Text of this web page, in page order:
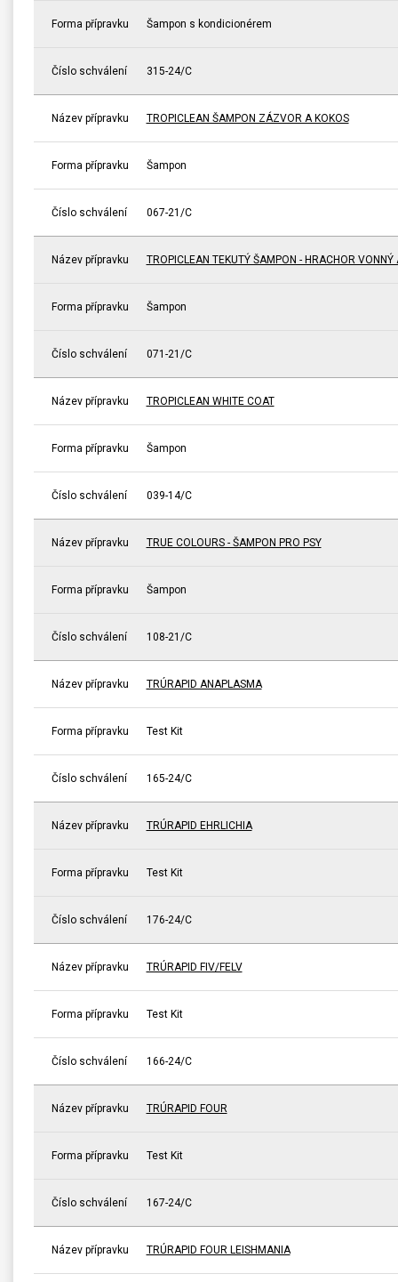
Forma přípravku Šampon s kondicionérem
Číslo schválení 315-24/C
Název přípravku TROPICLEAN ŠAMPON ZÁZVOR A KOKOS
Forma přípravku Šampon
Číslo schválení 067-21/C
Název přípravku TROPICLEAN TEKUTÝ ŠAMPON - HRACHOR VONNÝ
Forma přípravku Šampon
Číslo schválení 071-21/C
Název přípravku TROPICLEAN WHITE COAT
Forma přípravku Šampon
Číslo schválení 039-14/C
Název přípravku TRUE COLOURS - ŠAMPON PRO PSY
Forma přípravku Šampon
Číslo schválení 108-21/C
Název přípravku TRÚRAPID ANAPLASMA
Forma přípravku Test Kit
Číslo schválení 165-24/C
Název přípravku TRÚRAPID EHRLICHIA
Forma přípravku Test Kit
Číslo schválení 176-24/C
Název přípravku TRÚRAPID FIV/FELV
Forma přípravku Test Kit
Číslo schválení 166-24/C
Název přípravku TRÚRAPID FOUR
Forma přípravku Test Kit
Číslo schválení 167-24/C
Název přípravku TRÚRAPID FOUR LEISHMANIA